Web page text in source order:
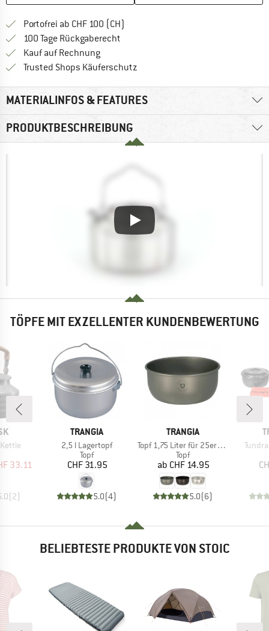
Portofrei ab CHF 100 (CH)
100 Tage Rückgaberecht
Kauf auf RechnungFinde die Zahlungs-Infos hier! Öffnet
Trusted Shops Käuferschutz
MATERIALINFOS & FEATURES
PRODUKTBESCHREIBUNG
TÖPFE MIT EXZELLENTER KUNDENBEWERTUNG
Preis
33.11
(2)
MARKE
TRANGIA
Artikel
2,5 l Lagertopf
Produktgruppe
Topf
Preis
CHF 31.95
5.0(4)
MARKE
TRANGIA
Artikel
Topf 1,75 Liter für 25er Serie
Produktgruppe
Topf
Preis
ab CHF 14.95
5.0(6)
Artikel
BELIEBTESTE PRODUKTE VON STOIC